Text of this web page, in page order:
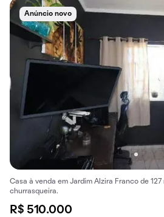
Anúncio novo
Casa à venda em Jardim Alzira Franco de 127
churrasqueira.
R$ 510.000